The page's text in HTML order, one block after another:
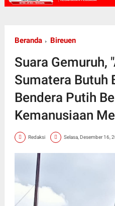
Beranda Bireuen
Suara Gemuruh,
Sumatera Butuh
Bendera Putih
Kemanusiaan
Redaksi Selasa, Desember 16,